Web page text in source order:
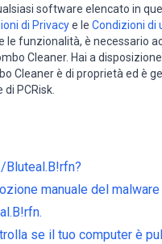
software elencato in
di Privacye le Condizioni di
le funzionalità, è necessario
Cleaner. Hai a
Cleaner è di proprietà ed è
PCRisk.
Bluteal.B!rfn?
manuale del malware
se il tuo computer è